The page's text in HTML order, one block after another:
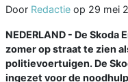
Door Redactie op 29 mei
NEDERLAND - De Skoda
zomer op straat te zien
politievoertuigen. De
ingezet voor de